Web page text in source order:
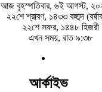
আজ বৃহস্পতিবার, ৬ই আগস্ট,
২২শে শ্রাবণ, ১৪৩৩ বঙ্গাব্দ
২২শে সফর, ১৪৪৮ হিজরী
এখন সময়, রাত ৯:৩৮
আর্কাইভ